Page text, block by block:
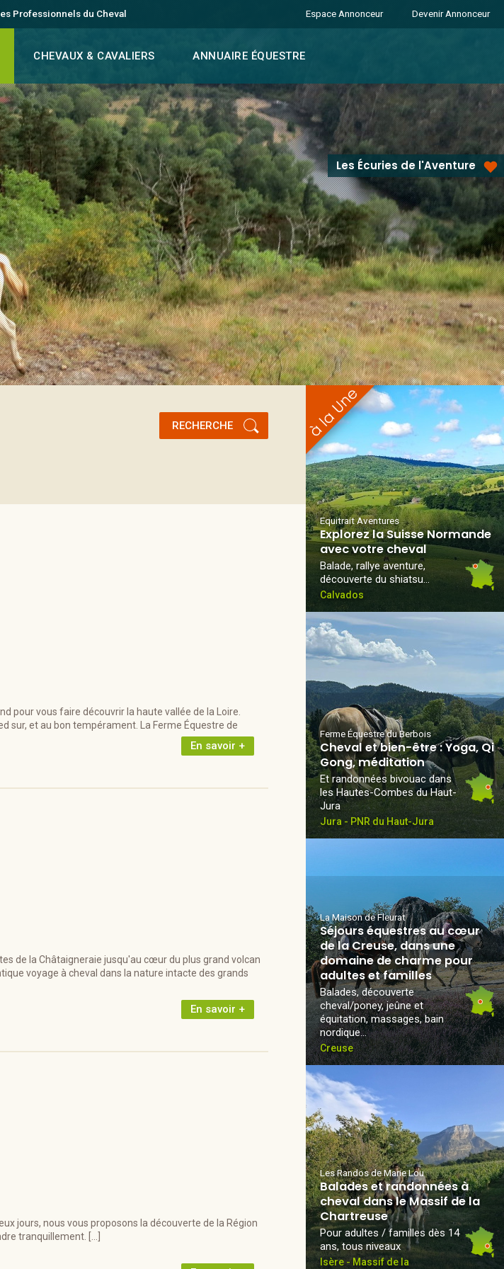
Professionnels du Cheval
CHEVAUX & CAVALIERS ANNUAIRE ÉQUESTRE
Espace Annonceur Devenir Annonceur
Les Écuries de l'Aventure
RECHERCHE
pour vous faire découvrir la haute vallée de la Loire.
sur, et au bon tempérament. La Ferme Équestre de
En savoir +
de la Châtaigneraie jusqu'au cœur du plus grand volcan
voyage à cheval dans la nature intacte des grands
En savoir +
jours, nous vous proposons la découverte de la Région
tranquillement. […]
Equitrait Aventures
Explorez la Suisse Normande
avec votre cheval
Balade, rallye aventure,
découverte du shiatsu…
Calvados
Ferme Équestre du Berbois
Cheval et bien-être : Yoga, Qi
Gong, méditation
Et randonnées bivouac dans
les Hautes-Combes du Haut-
Jura
Jura - PNR du Haut-Jura
La Maison de Fleurat
Séjours équestres au cœur
de la Creuse, dans une
domaine de charme pour
adultes et familles
Balades, découverte
cheval/poney, jeûne et
équitation, massages, bain
nordique...
Creuse
Les Randos de Marie Lou
Balades et randonnées à
cheval dans le Massif de la
Chartreuse
Pour adultes / familles dès 14
ans, tous niveaux
Isère - Massif de la